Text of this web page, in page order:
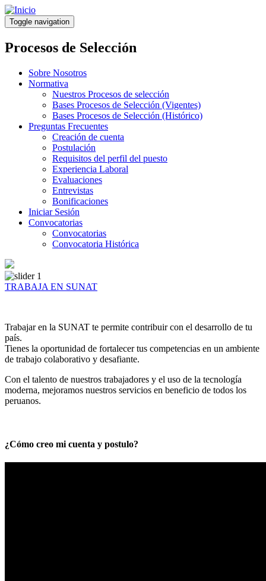
Pasar
al
contenido
principal
Toggle navigation
Procesos de Selección
Sobre Nosotros
Normativa
Nuestros Procesos de selección
Bases Procesos de Selección (Vigentes)
Bases Procesos de Selección (Histórico)
Preguntas Frecuentes
Creación de cuenta
Postulación
Requisitos del perfil del puesto
Experiencia Laboral
Evaluaciones
Entrevistas
Bonificaciones
Iniciar Sesión
Convocatorias
Convocatorias
Convocatoria Histórica
TRABAJA EN SUNAT
Trabajar en la SUNAT te permite contribuir con el desarrollo de tu
país.
Tienes la oportunidad de fortalecer tus competencias en un ambiente
de trabajo colaborativo y desafiante.
Con el talento de nuestros trabajadores y el uso de la tecnología
moderna, mejoramos nuestros servicios en beneficio de todos los
peruanos.
¿Cómo creo mi cuenta y postulo?